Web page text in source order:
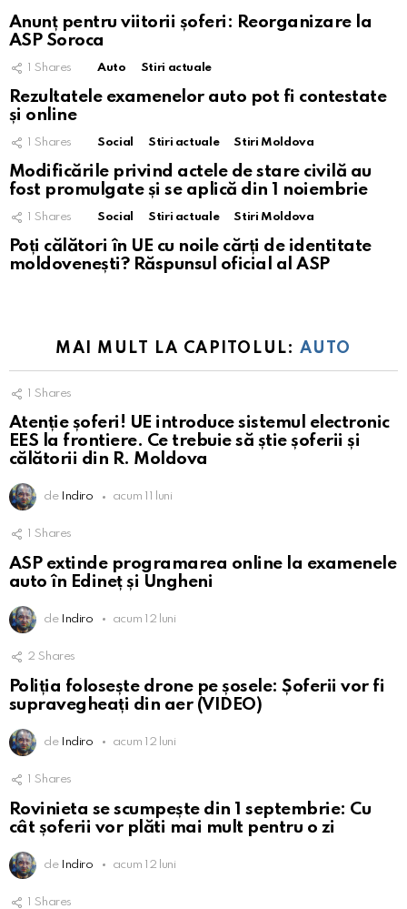
Anunț pentru viitorii șoferi: Reorganizare la
ASP Soroca
1 Shares Auto Stiri actuale
Rezultatele examenelor auto pot fi contestate
și online
1 Shares Social Stiri actuale Stiri Moldova
Modificările privind actele de stare civilă au
fost promulgate și se aplică din 1 noiembrie
1 Shares Social Stiri actuale Stiri Moldova
Poți călători în UE cu noile cărți de identitate
moldovenești? Răspunsul oficial al ASP
MAI MULT LA CAPITOLUL: AUTO
1 Shares
Atenție șoferi! UE introduce sistemul electronic
EES la frontiere. Ce trebuie să știe șoferii și
călătorii din R. Moldova
de Indiro acum 11 luni
Shares
ASP extinde programarea online la examenele
auto în Edineț și Ungheni
de Indiro acum 12 luni
2 Shares
Poliția folosește drone pe șosele: Șoferii vor fi
supravegheați din aer (VIDEO)
de Indiro acum 12 luni
1 Shares
Rovinieta se scumpește din 1 septembrie: Cu
cât șoferii vor plăti mai mult pentru o zi
de Indiro acum 12 luni
1 Shares